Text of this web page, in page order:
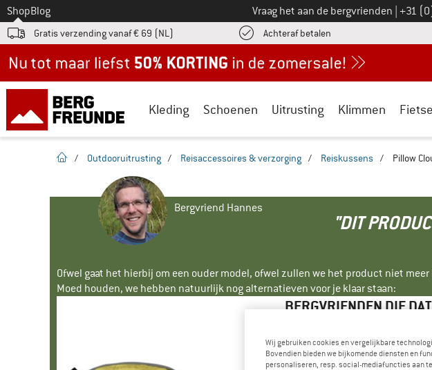
Naar
ShopBlog Vraag het aan de bergvrienden Bel
+31
Gratis verzending vanaf € 69 (NL) Achteraf betalen vind de
Kleding Schoenen Uitrusting Klimmen
Startpagina
/ Outdooruitrusting / Reisaccessoires & verzorging / Reiskussens / Pillow
Bergvriend Hannes
"DIT
Ofwel gaat het hierbij om een ouder model, ofwel zullen we het product niet
Moed houden, we hebben natuurlijk nog alternatieven voor je klaar staan:
BERGVRIENDEN DIE
Wij gebruiken cookies en vergelijkbare
Bovendien bieden we bijkomende diensten en
personaliseren, resp. social-mediafuncties aan